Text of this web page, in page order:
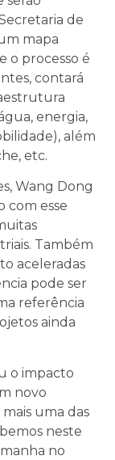
de
mapa
o processo é
contará
energia,
além
etc.
Wang Dong
com esse
Também
aceleradas
pode ser
referência
ainda
o impacto
novo
uma das
neste
no